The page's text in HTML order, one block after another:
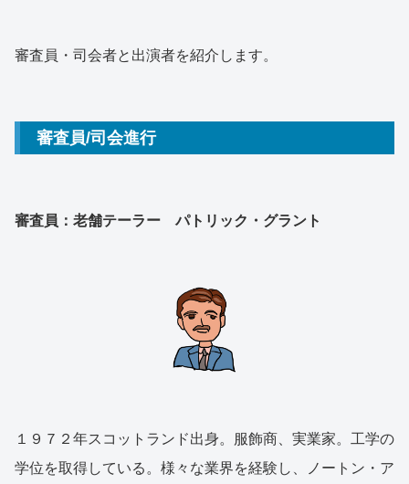
審査員・司会者と出演者を紹介します。
審査員/司会進行
審査員：老舗テーラー パトリック・グラント
１９７２年スコットランド出身。服飾商、実業家。工学の
学位を取得している。様々な業界を経験し、ノートン・ア